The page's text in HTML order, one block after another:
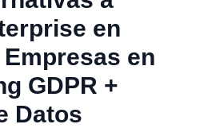
en
en
GDPR +
Datos